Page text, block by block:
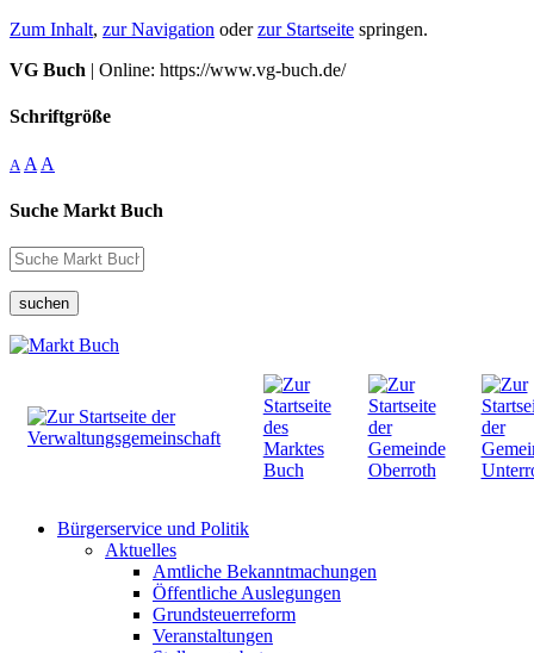
Zum Inhalt, zur Navigation oderzur Startseite springen.
VG Buch | Online: https://www.vg-buch.de/
Schriftgröße
A A A
Suche Markt Buch
suchen
Bürgerservice und Politik
Aktuelles
Amtliche Bekanntmachungen
Öffentliche Auslegungen
Grundsteuerreform
Veranstaltungen